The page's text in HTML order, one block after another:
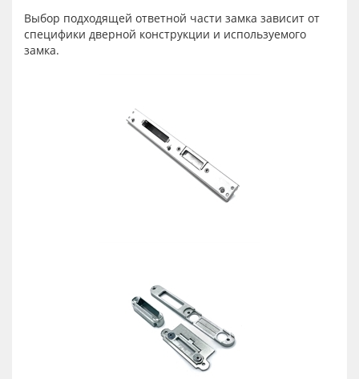
Выбор подходящей ответной части замка зависит от
специфики дверной конструкции и используемого
замка.